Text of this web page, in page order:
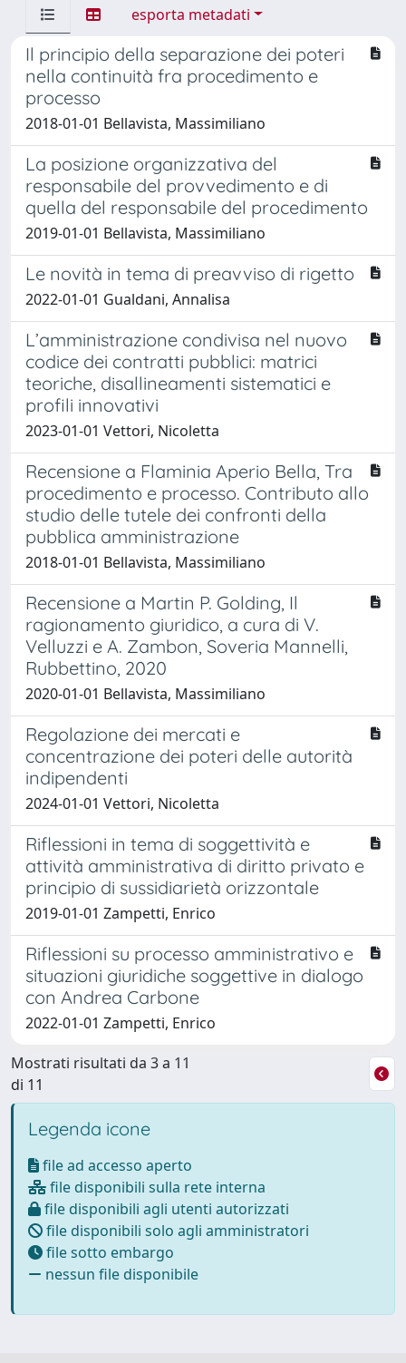
esporta metadati
Il principio della separazione dei poteri
nella continuità fra procedimento e
processo
2018-01-01 Bellavista, Massimiliano
La posizione organizzativa del
responsabile del provvedimento e di
quella del responsabile del procedimento
2019-01-01 Bellavista, Massimiliano
Le novità in tema di preavviso di rigetto
2022-01-01 Gualdani, Annalisa
L’amministrazione condivisa nel nuovo
codice dei contratti pubblici: matrici
teoriche, disallineamenti sistematici e
profili innovativi
2023-01-01 Vettori, Nicoletta
Recensione a Flaminia Aperio Bella, Tra
procedimento e processo. Contributo allo
studio delle tutele dei confronti della
pubblica amministrazione
2018-01-01 Bellavista, Massimiliano
Recensione a Martin P. Golding, Il
ragionamento giuridico, a cura di V.
Velluzzi e A. Zambon, Soveria Mannelli,
Rubbettino, 2020
2020-01-01 Bellavista, Massimiliano
Regolazione dei mercati e
concentrazione dei poteri delle autorità
indipendenti
2024-01-01 Vettori, Nicoletta
Riflessioni in tema di soggettività e
attività amministrativa di diritto privato e
principio di sussidiarietà orizzontale
2019-01-01 Zampetti, Enrico
Riflessioni su processo amministrativo e
situazioni giuridiche soggettive in dialogo
con Andrea Carbone
2022-01-01 Zampetti, Enrico
Mostrati risultati da 3 a 11
di 11
Legenda icone
file ad accesso aperto
file disponibili sulla rete interna
file disponibili agli utenti autorizzati
file disponibili solo agli amministratori
file sotto embargo
nessun file disponibile